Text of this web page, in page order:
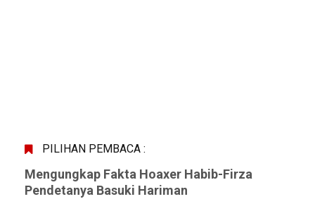
PILIHAN PEMBACA :
Mengungkap Fakta Hoaxer Habib-Firza
Pendetanya Basuki Hariman